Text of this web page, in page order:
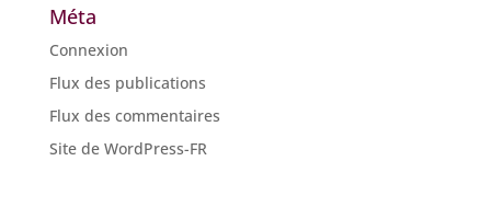
Méta
Connexion
Flux des publications
Flux des commentaires
Site de WordPress-FR